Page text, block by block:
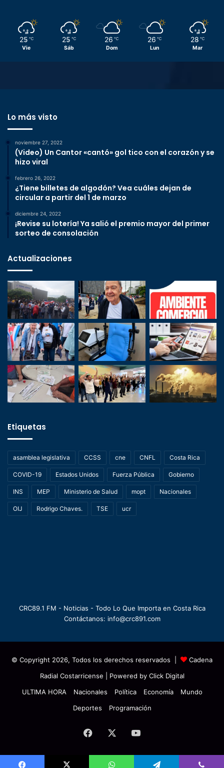
25 ℃
Vie
25 ℃
Sáb
26 ℃
Dom
26 ℃
Lun
28 ℃
Mar
Lo más visto
noviembre 27, 2022
(Video) Un Cantor «cantó» gol tico con el corazón y se
hizo viral
febrero 26, 2022
¿Tiene billetes de algodón? Vea cuáles dejan de
circular a partir del 1 de marzo
diciembre 24, 2022
¡Revise su lotería! Ya salió el premio mayor del primer
sorteo de consolación
Actualizaciones
Etiquetas
asamblea legislativa CCSS cne CNFL Costa Rica
COVID-19 Estados Unidos Fuerza Pública Gobierno
INS MEP Ministerio de Salud mopt Nacionales
OIJ Rodrigo Chaves. TSE ucr
CRC89.1 FM - Noticias - Todo Lo Que Importa en Costa Rica
Contáctanos: info@crc891.com
© Copyright 2026, Todos los derechos reservados |
Cadena
Radial Costarricense | Powered by Click Digital
ULTIMA HORA
Nacionales Política Economía
Mundo
Deportes
Programación
Facebook YouTube